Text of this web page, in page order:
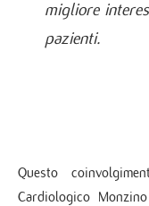
migliore
pazienti.
Questo
Cardiologico